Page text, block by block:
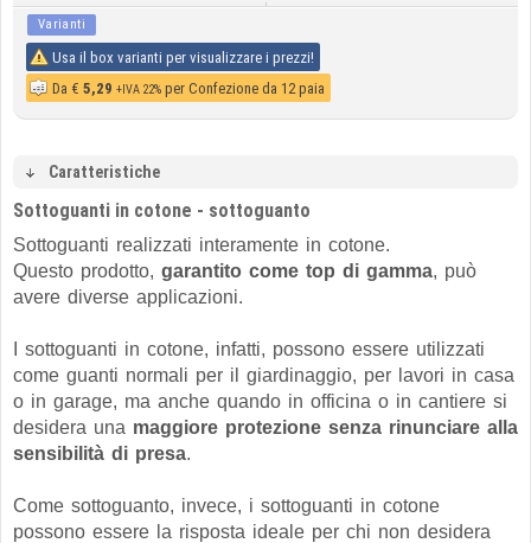
Varianti
Usa il box varianti per visualizzare i prezzi!
Da € 5,29 +IVA 22% per Confezione da 12 paia
Caratteristiche
Sottoguanti in cotone - sottoguanto
Sottoguanti realizzati interamente in cotone.
Questo prodotto, garantito come top di gamma, può
avere diverse applicazioni.
I sottoguanti in cotone, infatti, possono essere utilizzati
come guanti normali per il giardinaggio, per lavori in casa
o in garage, ma anche quando in officina o in cantiere si
desidera una maggiore protezione senza rinunciare alla
sensibilità di presa.
Come sottoguanto, invece, i sottoguanti in cotone
possono essere la risposta ideale per chi non desidera